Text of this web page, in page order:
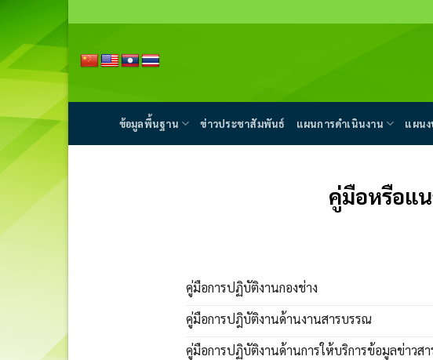
to
content
ข้อมูลพื้นฐาน ข่าวประชาสัมพันธ์ แผนการดำเนินงาน แผน
คู่มือหรือแ
คู่มือการปฏิบัติงานกองช่าง
คู่มือการปฎิบัติงานด้านงานสารบรรณ
คู่มือการปฏิบัติงานด้านการให้บริการข้อมูลข่าวสา